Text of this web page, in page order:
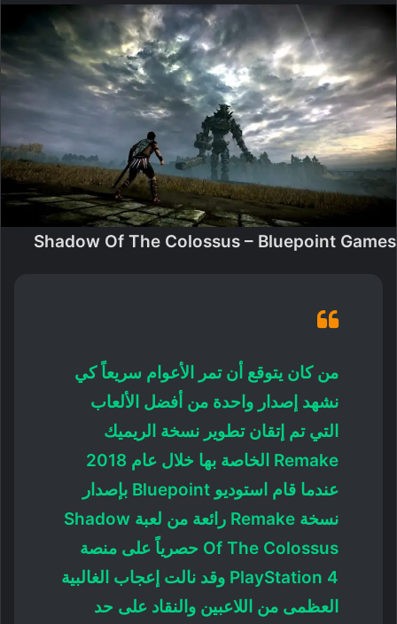
Shadow Of The Colossus – Bluepoint Games
من كان يتوقع أن تمر الأعوام سريعاً كي
نشهد إصدار واحدة من أفضل الألعاب
التي تم إتقان تطوير نسخة الريميك
Remake الخاصة بها خلال عام 2018
عندما قام استوديو Bluepoint بإصدار
نسخة Remake رائعة من لعبة Shadow
Of The Colossus حصرياً على منصة
PlayStation 4 وقد نالت إعجاب الغالبية
العظمى من اللاعبين والنقاد على حد